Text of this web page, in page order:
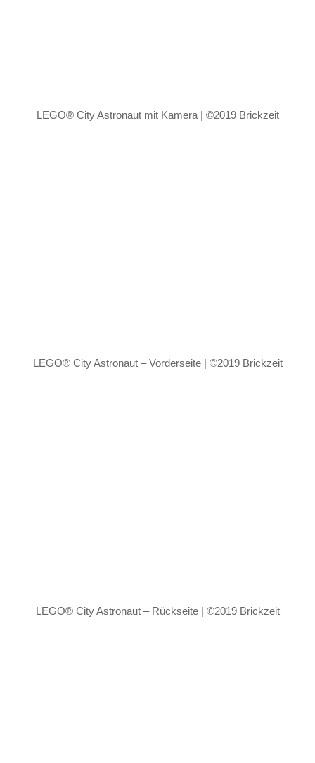
LEGO® City Astronaut mit Kamera | ©2019 Brickzeit
LEGO® City Astronaut – Vorderseite | ©2019 Brickzeit
LEGO® City Astronaut – Rückseite | ©2019 Brickzeit